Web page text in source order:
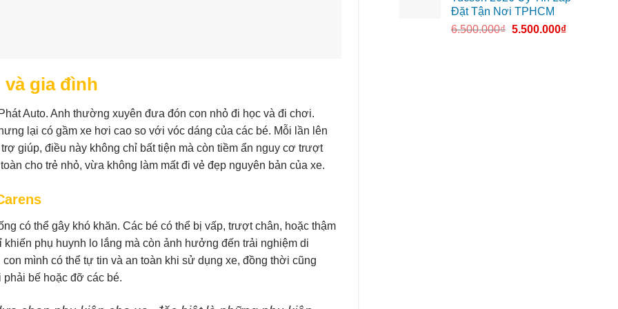
gia đình
Auto. Anh thường xuyên đưa đón con nhỏ đi học và đi chơi.
lại có gầm xe hơi cao so với vóc dáng của các bé. Mỗi lần lên
giúp, điều này không chỉ bất tiện mà còn tiềm ẩn nguy cơ trượt
cho trẻ nhỏ, vừa không làm mất đi vẻ đẹp nguyên bản của xe.
có thể gây khó khăn. Các bé có thể bị vấp, trượt chân, hoặc thậm
phụ huynh lo lắng mà còn ảnh hưởng đến trải nghiệm di
mình có thể tự tin và an toàn khi sử dụng xe, đồng thời cũng
bế hoặc đỡ các bé.
Đặt Tận Nơi TPHCM
6.500.000₫ 5.500.000₫